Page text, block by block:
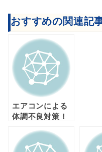
おすすめの関連記
エアコンによる
体調不良対策！